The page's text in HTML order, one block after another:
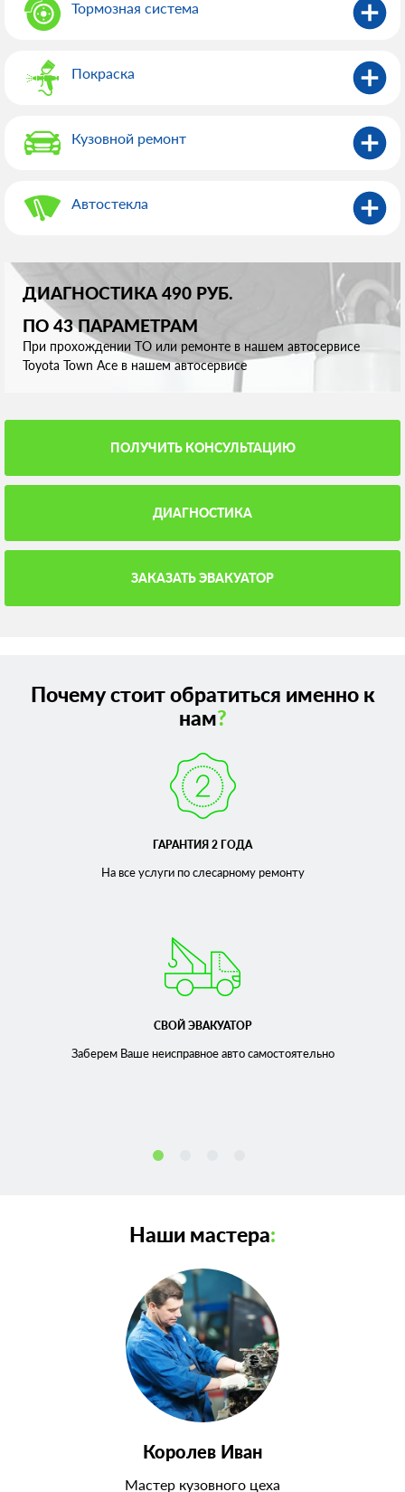
Тормозная система
Покраска
Кузовной ремонт
Автостекла
ДИАГНОСТИКА 490 РУБ.
ПО 43 ПАРАМЕТРАМ
При прохождении ТО или ремонте в нашем автосервисе
Toyota Town Ace в нашем автосервисе
ПОЛУЧИТЬ КОНСУЛЬТАЦИЮ
ДИАГНОСТИКА
ЗАКАЗАТЬ ЭВАКУАТОР
Почему стоит обратиться именно к
нам?
ГАРАНТИЯ 2 ГОДА
На все услуги по слесарномуремонту
СВОЙ ЭВАКУАТОР
Заберем Ваше неисправноеавто самостоятельно
Наши мастера:
Королев Иван
Мастер кузовного цеха